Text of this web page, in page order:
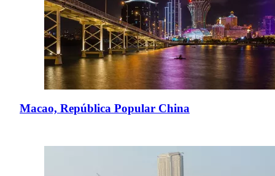
Macao, República Popular China